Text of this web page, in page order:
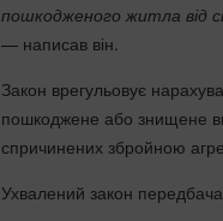
пошкодженого житла від
— написав він.
Закон врегульовує
пошкоджене або знищене
спричинених збройною
Ухвалений закон